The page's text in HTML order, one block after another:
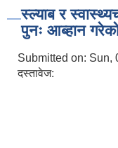
स्ल्याब र
पुनः आब्हान
Submitted on: Sun,
दस्तावेज: